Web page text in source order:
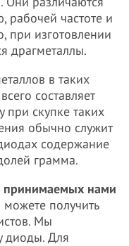
рабочей частоте и
при изготовлении
драгметаллы.
в таких
составляет
при скупке таких
обычно служит
содержание
грамма.
принимаемых нами
получить
Мы
диоды. Для